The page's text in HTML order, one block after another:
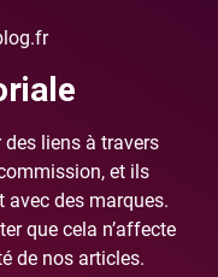
liens à travers
et ils
avec des marques.
que cela n’affecte
de nos articles.